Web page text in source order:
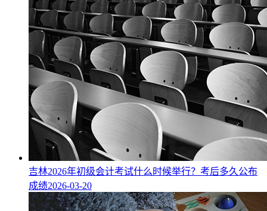
吉林2026年初级会计考试什么时候举行？考后多久公布
成绩2026-03-20